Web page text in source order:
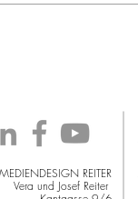
REITER
Vera und Josef Reiter